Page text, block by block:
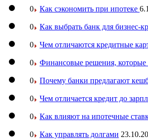
0 Как сэкономить при ипотеке
0 Как выбрать банк для бизнес-
0 Чем отличаются кредитные
0 Финансовые решения, которые
0 Почему банки предлагают
0 Чем отличается кредит до
0 Как влияют на ипотечные
0 Как управлять долгами